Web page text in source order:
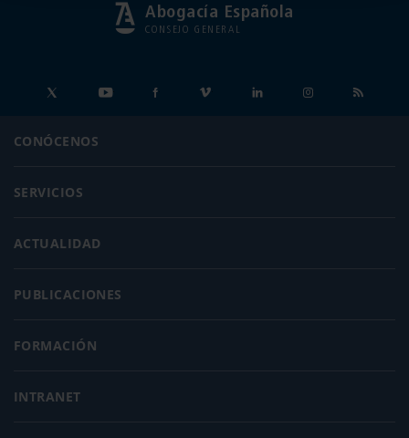
Abogacía Española
CONSEJO GENERAL
CONÓCENOS
SERVICIOS
ACTUALIDAD
PUBLICACIONES
FORMACIÓN
INTRANET